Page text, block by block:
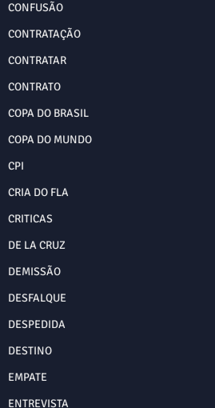
CONFUSÃO
CONTRATAÇÃO
CONTRATAR
CONTRATO
COPA DO BRASIL
COPA DO MUNDO
CPI
CRIA DO FLA
CRITICAS
DE LA CRUZ
DEMISSÃO
DESFALQUE
DESPEDIDA
DESTINO
EMPATE
ENTREVISTA